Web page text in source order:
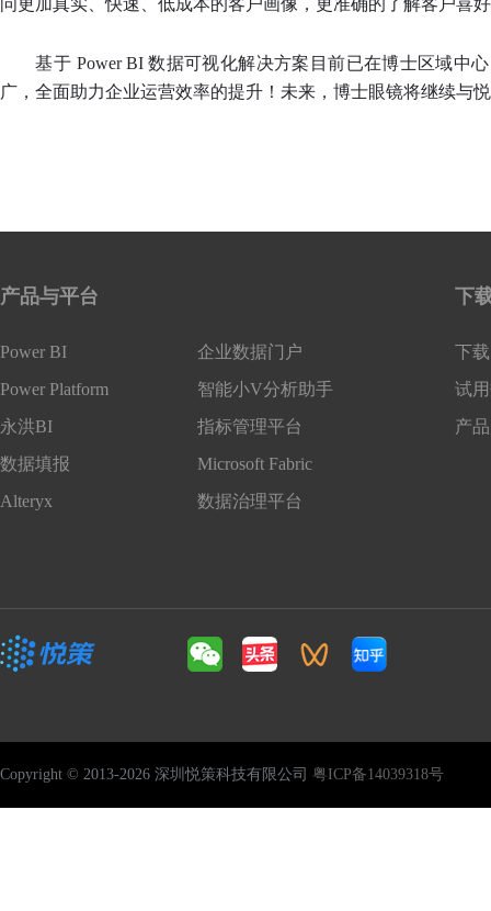
问更加真实、快速、低成本的客户画像，更准确的了解客户喜
基于 Power BI 数据可视化解决方案目前已在博士区域中
广，全面助力企业运营效率的提升！未来，博士眼镜将继续与
产品与平台
Power BI
企业数据门户
Power Platform
智能小V分析助手
永洪BI
指标管理平台
数据填报
Microsoft Fabric
Alteryx
数据治理平台
下
下
试
产
Copyright © 2013-2026 深圳悦策科技有限公司 粤ICP备14039318号